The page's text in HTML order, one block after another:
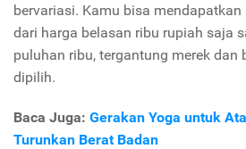
bervariasi. Kamu bisa
dari harga belasan ribu rupiah saja
puluhan ribu, tergantung merek dan
dipilih.
Baca Juga: Gerakan Yoga untuk
Turunkan Berat Badan